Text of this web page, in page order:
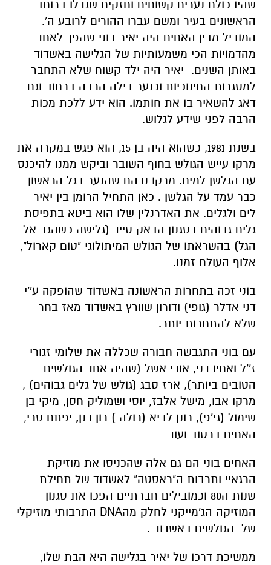
שהיו כולם נערים קשוחים וחזקים שגדלו ברוחב
הראשונים בעיר ומשם עברו ההורים לרובע ה'.
המוביל מבין האחים היה יאיר בוני שהפך לאחד
מהדמויות הכי משמעותיות של הגלישה באשדוד
באותן השנים. יאיר היה ילד קשוח שלא התחבר
למסגרות החינוכיות וכנער בילה הרבה ברחוב וגם
דאג להשאיר בו את חותמו. הוא ידע ללכת מכות
הרבה לפני שידע לגלוש.
בשנת 1981, כשהוא היה בן 15, הוא פגש במקרה את
מרקו עייש הגולש בחוף השובר וביקש ממנו להיכנס
עם הגלשן למים. מרקו נדהם שהנער בגל הראשון
כבר עמד על הגלשן . כאן התחיל הרומן בין יאיר
לים ולגלים. את האדרנלין שלו הוא ביטא בתפיסת
גלים גבוהים בסגנון הבאק סייד (גלישה כשהגב אל
הגל) בהשראתו של הגולש המיתולוגי "טום קארול",
אלוף העולם זמנו.
בוני זכה בתחרות הראשונה באשדוד שהופקה ע''י
דני אדלר (גופי) ודורון שוורץ באשדוד מאז בחר
שלא להתחרות יותר.
עם בוני התגבשה חבורה שכללה את שלומי זגורי
ז''ל ואחיו דני, אודי אשל (שהיה אחד הגולשים
הטובים ביותר), ארז סבג (גולש של גלים גבוהים) ,
מרקו אבו, מישל אלבז, יוסי ושמוליק חסן, מיקי בן
שימול (גי'פ), רונן לביא (רולה ) רון דנן, יפתח סרי,
האחים ברטוב ועוד
האחים בוני הם גם אלה שהכניסו את מוזיקת
הרגאיי ותרבות ה"ראסטה" לאשדוד של תחילת
שנות ה80 וכמובילים חברתיים הפכו את סגנון
המוזיקה הג'מייקני לחלק מהDNA התרבותי מוזיקלי
של הגולשים באשדוד .
ממשיכת דרכו של יאיר בגלישה היא הבת שלו,